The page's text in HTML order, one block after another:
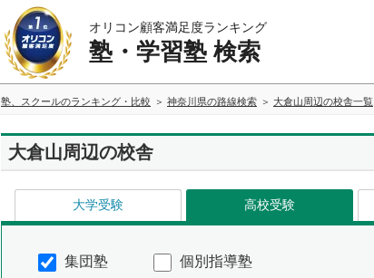
オリコン顧客満足度ランキング
塾・学習塾 検索
塾、スクールのランキング・比較 神奈川県の路線検索 大倉山周辺の校舎一覧
大倉山周辺の校舎
大学受験 高校受験
集団塾 個別指導塾